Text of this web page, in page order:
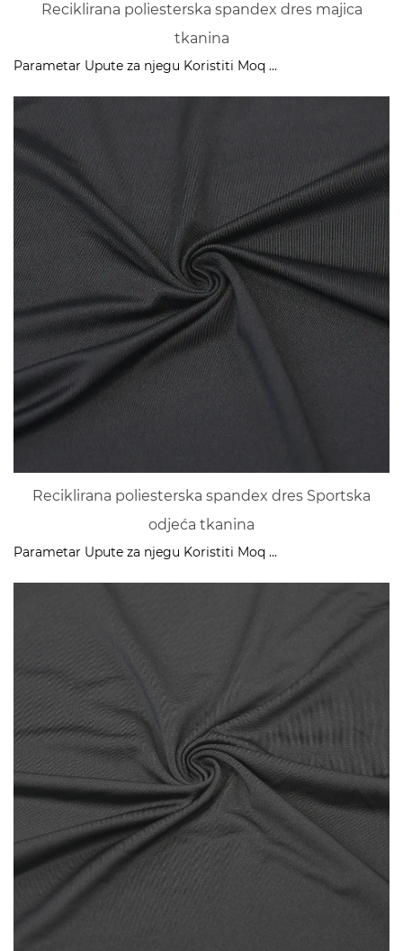
Reciklirana poliesterska spandex dres majica
tkanina
Parametar Upute za njegu Koristiti Moq ...
Reciklirana poliesterska spandex dres Sportska
odjeća tkanina
Parametar Upute za njegu Koristiti Moq ...